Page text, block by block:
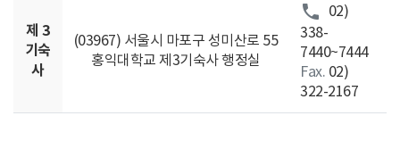
제 3
기숙
사
(03967) 서울시 마포구 성미산로 55
홍익대학교 제3기숙사 행정실
call
02)
338-
7440~7444
Fax. 02)
322-2167